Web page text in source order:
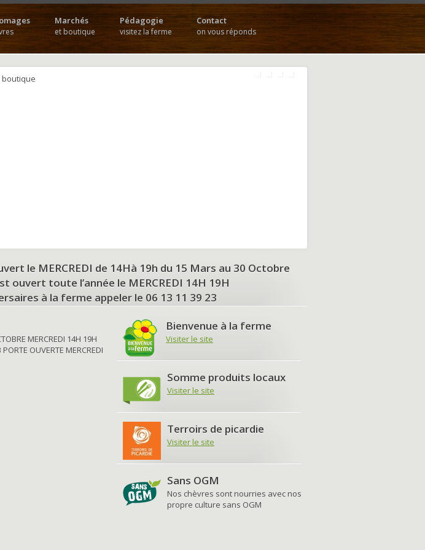
Marchés
et boutique
Pédagogie
visitez la ferme
Contact
on vous réponds
le MERCREDI de 14Hà 19h du 15 Mars au 30 Octobre
ouvert toute l’année le MERCREDI 14H 19H
à la ferme appeler le 06 13 11 39 23
MERCREDI 14H 19H
OUVERTE MERCREDI
Bienvenue à la ferme
Visiter le site
Somme produits locaux
Visiter le site
Terroirs de picardie
Visiter le site
Sans OGM
Nos chèvres sont nourries avec nos
propre culture sans OGM